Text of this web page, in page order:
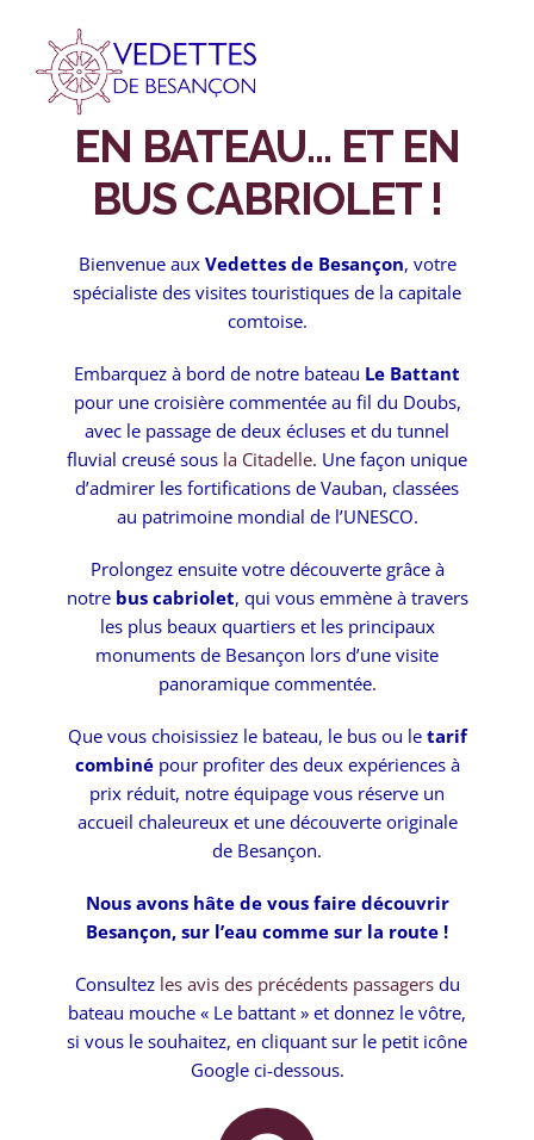
contenu
EN BATEAU… ET EN
BUS CABRIOLET !
Bienvenue aux Vedettes de Besançon, votre
spécialiste des visites touristiques de la capitale
comtoise.
Embarquez à bord de notre bateau Le Battant
pour une croisière commentée au fil du Doubs,
avec le passage de deux écluses et du tunnel
fluvial creusé sous la Citadelle. Une façon unique
d’admirer les fortifications de Vauban, classées
au patrimoine mondial de l’UNESCO.
Prolongez ensuite votre découverte grâce à
notre bus cabriolet, qui vous emmène à travers
les plus beaux quartiers et les principaux
monuments de Besançon lors d’une visite
panoramique commentée.
Que vous choisissiez le bateau, le bus ou le tarif
combinépour profiter des deux expériences à
prix réduit, notre équipage vous réserve un
accueil chaleureux et une découverte originale
de Besançon.
Nous avons hâte de vous faire découvrir
Besançon, sur l’eau comme sur la route !
Consultez les avis des précédents passagersdu
bateau mouche « Le battant » et donnez le vôtre,
si vous le souhaitez, en cliquant sur le petit icône
Google ci-dessous.